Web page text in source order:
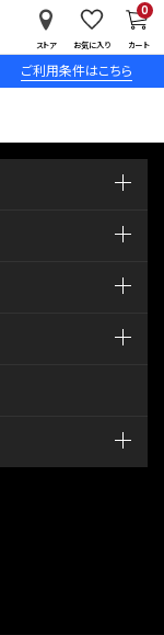
ご利用条件はこちら
ストア お気に入り カート
0